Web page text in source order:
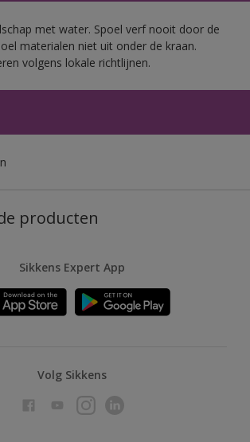
met water. Spoel verf nooit door de
materialen niet uit onder de kraan.
volgens lokale richtlijnen.
producten
Sikkens Expert App
Volg Sikkens